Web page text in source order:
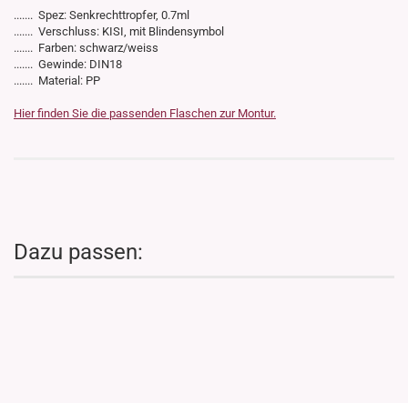
....... Spez: Senkrechttropfer, 0.7ml
....... Verschluss: KISI, mit Blindensymbol
....... Farben: schwarz/weiss
....... Gewinde: DIN18
....... Material: PP
Hier finden Sie die passenden Flaschen zur Montur.
Dazu passen: